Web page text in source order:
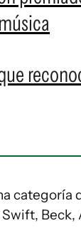
categoría
Beck,